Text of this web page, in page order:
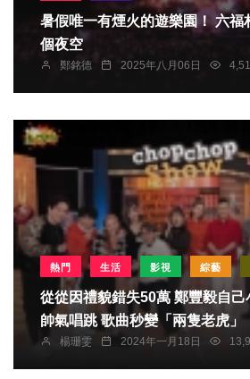
暑假唯一有煙火的遊樂園！ 六福
個夜空
鄭銘德 2025年八月06日
熱門 生活 影視 綜藝
從從因禮貌錯失50萬 鄭豐毅自
帥氣唱跳 歌曲秒變「兩隻老虎」
楊珊雯 2024年一月18日